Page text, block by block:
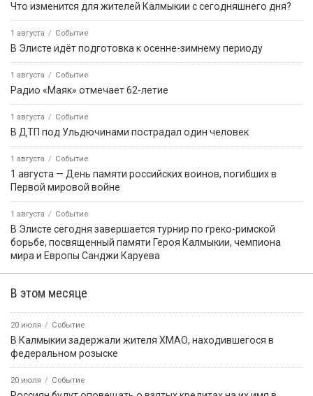
Что изменится для жителей Калмыкии с сегодняшнего дня?
1 августа Событие
В Элисте идёт подготовка к осенне-зимнему периоду
1 августа Событие
Радио «Маяк» отмечает 62-летие
1 августа Событие
В ДТП под Ульдючинами пострадал один человек
1 августа Событие
1 августа — День памяти российских воинов, погибших в
Первой мировой войне
1 августа Событие
В Элисте сегодня завершается турнир по греко-римской
борьбе, посвященный памяти Героя Калмыкии, чемпиона
мира и Европы Санджи Каруева
В этом месяце
20 июля Событие
В Калмыкии задержали жителя ХМАО, находившегося в
федеральном розыске
20 июля Событие